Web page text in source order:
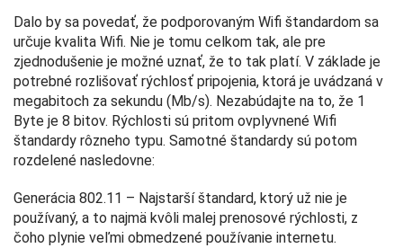
Dalo by sa povedať, že podporovaným Wifi štandardom sa
určuje kvalita Wifi. Nie je tomu celkom tak, ale pre
zjednodušenie je možné uznať, že to tak platí. V základe je
potrebné rozlišovať rýchlosť pripojenia, ktorá je uvádzaná v
megabitoch za sekundu (Mb/s). Nezabúdajte na to, že 1
Byte je 8 bitov. Rýchlosti sú pritom ovplyvnené Wifi
štandardy rôzneho typu. Samotné štandardy sú potom
rozdelené nasledovne:
Generácia 802.11 – Najstarší štandard, ktorý už nie je
používaný, a to najmä kvôli malej prenosové rýchlosti, z
čoho plynie veľmi obmedzené používanie internetu.